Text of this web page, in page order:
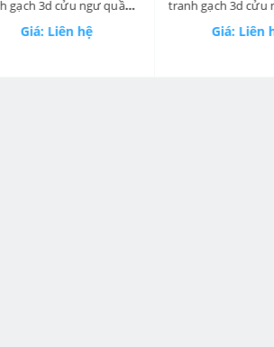
tranh gạch 3d cửu ngư quần hội dọc 106
Giá: Liên hệ Giá: Liên hệ